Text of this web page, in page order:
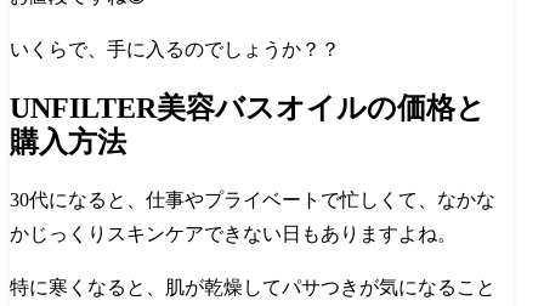
いくらで、手に入るのでしょうか？？
UNFILTER美容バスオイルの価格と
購入方法
30代になると、仕事やプライベートで忙しくて、なかな
かじっくりスキンケアできない日もありますよね。
特に寒くなると、肌が乾燥してパサつきが気になること